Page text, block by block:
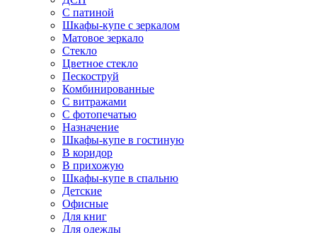
С патиной
Шкафы-купе с зеркалом
Матовое зеркало
Стекло
Цветное стекло
Пескоструй
Комбинированные
С витражами
С фотопечатью
Назначение
Шкафы-купе в гостиную
В коридор
В прихожую
Шкафы-купе в спальню
Детские
Офисные
Для книг
Для одежды